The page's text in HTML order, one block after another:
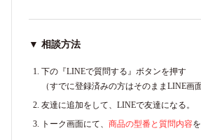
▼ 相談方法
下の『LINEで質問する』ボタンを押す
（すでに登録済みの方はそのままLINE画
友達に追加をして、LINEで友達になる。
トーク画面にて、 商品の型番と質問内容